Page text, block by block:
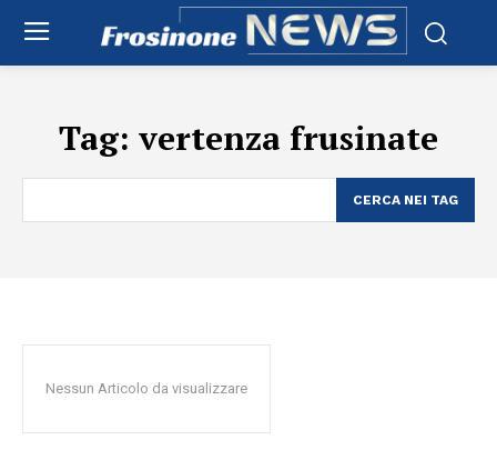
Tag: vertenza frusinate
CERCA NEI TAG
Nessun Articolo da visualizzare